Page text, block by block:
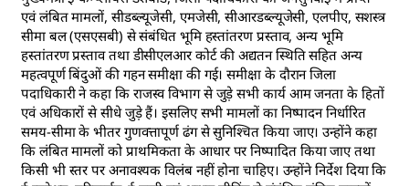
एवं लंबित मामलों, सीडब्ल्यूजेसी, एमजेसी, सीआरडब्ल्यूजेसी, एलपीए, सशस्त्र
सीमा बल (एसएसबी) से संबंधित भूमि हस्तांतरण प्रस्ताव, अन्य भूमि
हस्तांतरण प्रस्ताव तथा डीसीएलआर कोर्ट की अद्यतन स्थिति सहित अन्य
महत्वपूर्ण बिंदुओं की गहन समीक्षा की गई। समीक्षा के दौरान जिला
पदाधिकारी ने कहा कि राजस्व विभाग से जुड़े सभी कार्य आम जनता के हितों
एवं अधिकारों से सीधे जुड़े हैं। इसलिए सभी मामलों का निष्पादन निर्धारित
समय-सीमा के भीतर गुणवत्तापूर्ण ढंग से सुनिश्चित किया जाए। उन्होंने कहा
कि लंबित मामलों को प्राथमिकता के आधार पर निष्पादित किया जाए तथा
किसी भी स्तर पर अनावश्यक विलंब नहीं होना चाहिए। उन्होंने निर्देश दिया कि